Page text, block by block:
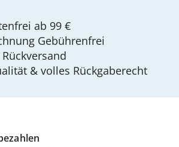
ab 99 €
Gebührenfrei
& volles Rückgaberecht